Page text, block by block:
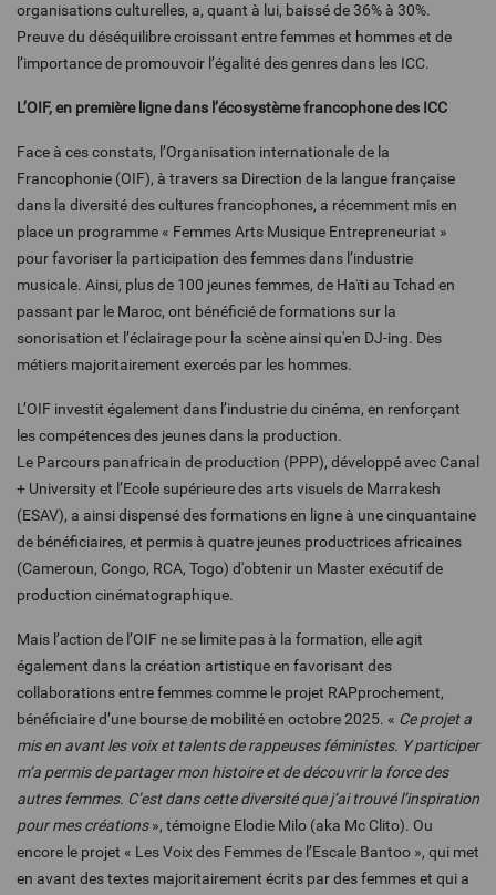
organisations culturelles, a, quant à lui, baissé de 36% à 30%.
Preuve du déséquilibre croissant entre femmes et hommes et de
l’importance de promouvoir l’égalité des genres dans les ICC.
L’OIF, en première ligne dans l’écosystème francophone des ICC
Face à ces constats, l’Organisation internationale de la
Francophonie (OIF), à travers sa Direction de la langue française
dans la diversité des cultures francophones, a récemment mis en
place un programme « Femmes Arts Musique Entrepreneuriat »
pour favoriser la participation des femmes dans l’industrie
musicale. Ainsi, plus de 100 jeunes femmes, de Haïti au Tchad en
passant par le Maroc, ont bénéficié de formations sur la
sonorisation et l’éclairage pour la scène ainsi qu'en DJ-ing. Des
métiers majoritairement exercés par les hommes.
L’OIF investit également dans l’industrie du cinéma, en renforçant
les compétences des jeunes dans la production.
Le Parcours panafricain de production (PPP), développé avec Canal
+ University et l’Ecole supérieure des arts visuels de Marrakesh
(ESAV), a ainsi dispensé des formations en ligne à une cinquantaine
de bénéficiaires, et permis à quatre jeunes productrices africaines
(Cameroun, Congo, RCA, Togo) d'obtenir un Master exécutif de
production cinématographique.
Mais l’action de l’OIF ne se limite pas à la formation, elle agit
également dans la création artistique en favorisant des
collaborations entre femmes comme le projet RAPprochement,
bénéficiaire d’une bourse de mobilité en octobre 2025. « Ce projet a
mis en avant les voix et talents de rappeuses féministes. Y participer
m’a permis de partager mon histoire et de découvrir la force des
autres femmes. C’est dans cette diversité que j’ai trouvé l’inspiration
pour mes créations», témoigne Elodie Milo (aka Mc Clito). Ou
encore le projet « Les Voix des Femmes de l’Escale Bantoo », qui met
en avant des textes majoritairement écrits par des femmes et qui a